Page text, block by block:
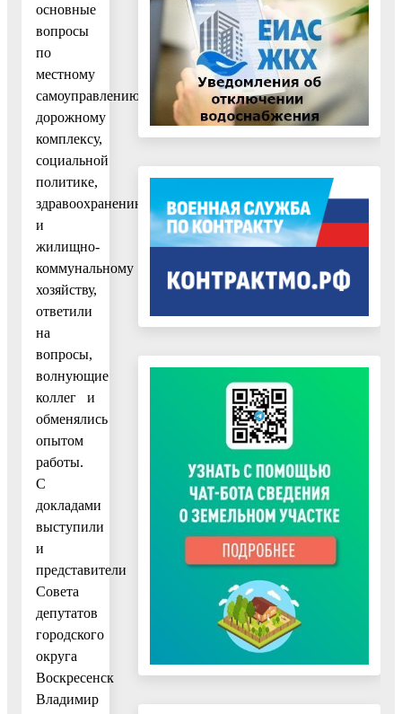
основные
вопросы
по
местному
самоуправлению,
дорожному
комплексу,
социальной
политике,
здравоохранению
и
жилищно-
коммунальному
хозяйству,
ответили
на
вопросы,
волнующие
коллег и
обменялись
опытом
работы.
С
докладами
выступили
и
представители
Совета
депутатов
городского
округа
Воскресенск
Владимир